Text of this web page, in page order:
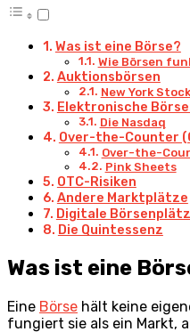
Was ist eine Börse?
Wie Börsen
Auktionsbörsen
New York
Elektronische
Die Nasdaq
Over-the-Counter
Over-the-
Pink Sheets
OTC-Risiken
Andere Marktplätze
Digitale
Die Quintessenz
Was ist eine
Eine Börse hält keine
fungiert sie als ein Markt,